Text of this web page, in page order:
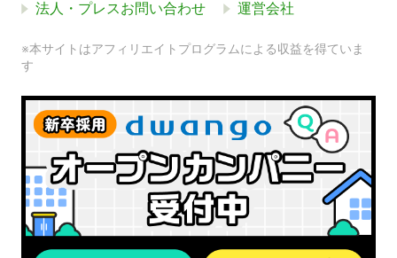
法人・プレスお問い合わせ 運営会社
※本サイトはアフィリエイトプログラムによる収益を得ていま
す